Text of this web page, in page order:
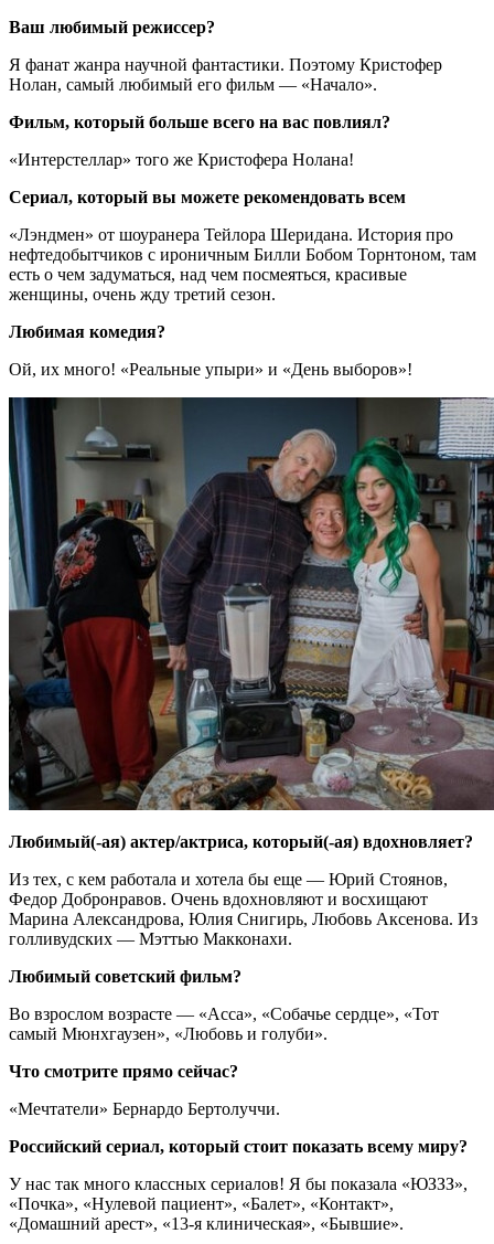
Ваш любимый режиссер?
Я фанат жанра научной фантастики. Поэтому Кристофер
Нолан, самый любимый его фильм — «Начало».
Фильм, который больше всего на вас повлиял?
«Интерстеллар» того же Кристофера Нолана!
Сериал, который вы можете рекомендовать всем
«Лэндмен» от шоуранера Тейлора Шеридана. История про
нефтедобытчиков с ироничным Билли Бобом Торнтоном, там
есть о чем задуматься, над чем посмеяться, красивые
женщины, очень жду третий сезон.
Любимая комедия?
Ой, их много! «Реальные упыри» и «День выборов»!
Любимый(-ая) актер/актриса, который(-ая) вдохновляет?
Из тех, с кем работала и хотела бы еще — Юрий Стоянов,
Федор Добронравов. Очень вдохновляют и восхищают
Марина Александрова, Юлия Снигирь, Любовь Аксенова. Из
голливудских — Мэттью Макконахи.
Любимый советский фильм?
Во взрослом возрасте — «Асса», «Собачье сердце», «Тот
самый Мюнхгаузен», «Любовь и голуби».
Что смотрите прямо сейчас?
«Мечтатели» Бернардо Бертолуччи.
Российский сериал, который стоит показать всему миру?
У нас так много классных сериалов! Я бы показала «ЮЗЗЗ»,
«Почка», «Нулевой пациент», «Балет», «Контакт»,
«Домашний арест», «13-я клиническая», «Бывшие».